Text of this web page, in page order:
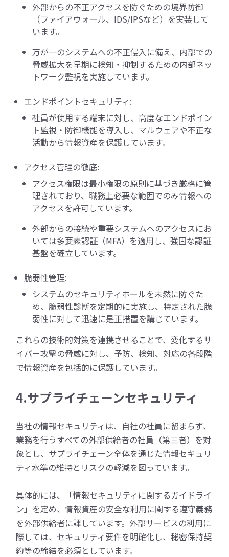
外部からの不正アクセスを防ぐための境界防御
（ファイアウォール、IDS/IPSなど）を実装して
います。
万が一のシステムへの不正侵入に備え、内部での
脅威拡大を早期に検知・抑制するための内部ネッ
トワーク監視を実施しています。
エンドポイントセキュリティ:
社員が使用する端末に対し、高度なエンドポイン
ト監視・防御機能を導入し、マルウェアや不正な
活動から情報資産を保護しています。
アクセス管理の徹底:
アクセス権限は最小権限の原則に基づき厳格に管
理されており、職務上必要な範囲でのみ情報への
アクセスを許可しています。
外部からの接続や重要システムへのアクセスにお
いては多要素認証（MFA）を適用し、強固な認証
基盤を確立しています。
脆弱性管理:
システムのセキュリティホールを未然に防ぐた
め、脆弱性診断を定期的に実施し、特定された脆
弱性に対して迅速に是正措置を講じています。
これらの技術的対策を連携させることで、変化するサ
イバー攻撃の脅威に対し、予防、検知、対応の各段階
で情報資産を包括的に保護しています。
4.サプライチェーンセキュリティ
当社の情報セキュリティは、自社の社員に留まらず、
業務を行うすべての外部供給者の社員（第三者）を対
象とし、サプライチェーン全体を通じた情報セキュリ
ティ水準の維持とリスクの軽減を図っています。
具体的には、「情報セキュリティに関するガイドライ
ン」を定め、情報資産の安全な利用に関する遵守義務
を外部供給者に課しています。外部サービスの利用に
際しては、セキュリティ要件を明確化し、秘密保持契
約等の締結を必須としています。